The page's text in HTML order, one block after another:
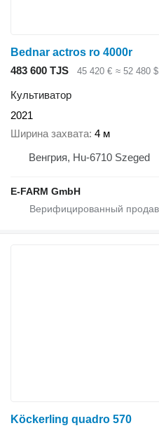
Bednar actros ro 4000r
483 600 TJS
45 420 € ≈ 52 480 $
Культиватор
2021
Ширина захвата 4 м
Венгрия, Hu-6710 Szeged
E-FARM GmbH
Köckerling quadro 570